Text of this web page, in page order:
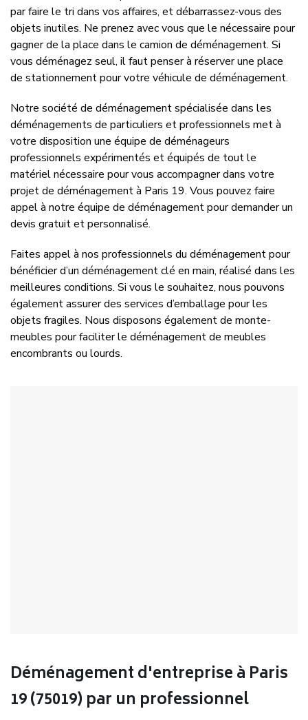
par faire le tri dans vos affaires, et débarrassez-vous des
objets inutiles. Ne prenez avec vous que le nécessaire pour
gagner de la place dans le camion de déménagement. Si
vous déménagez seul, il faut penser à réserver une place
de stationnement pour votre véhicule de déménagement.
Notre société de déménagement spécialisée dans les
déménagements de particuliers et professionnels met à
votre disposition une équipe de déménageurs
professionnels expérimentés et équipés de tout le
matériel nécessaire pour vous accompagner dans votre
projet de déménagement à Paris 19. Vous pouvez faire
appel à notre équipe de déménagement pour demander un
devis gratuit et personnalisé.
Faites appel à nos professionnels du déménagement pour
bénéficier d’un déménagement clé en main, réalisé dans les
meilleures conditions. Si vous le souhaitez, nous pouvons
également assurer des services d’emballage pour les
objets fragiles. Nous disposons également de monte-
meubles pour faciliter le déménagement de meubles
encombrants ou lourds.
Déménagement d'entreprise à Paris
19 (75019) par un professionnel